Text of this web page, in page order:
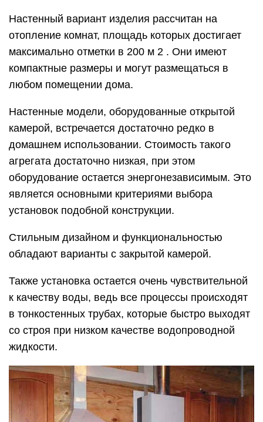
Настенный вариант изделия рассчитан на
отопление комнат, площадь которых достигает
максимально отметки в 200 м 2 . Они имеют
компактные размеры и могут размещаться в
любом помещении дома.
Настенные модели, оборудованные открытой
камерой, встречается достаточно редко в
домашнем использовании. Стоимость такого
агрегата достаточно низкая, при этом
оборудование остается энергонезависимым. Это
является основными критериями выбора
установок подобной конструкции.
Стильным дизайном и функциональностью
обладают варианты с закрытой камерой.
Также установка остается очень чувствительной
к качеству воды, ведь все процессы происходят
в тонкостенных трубах, которые быстро выходят
со строя при низком качестве водопроводной
жидкости.